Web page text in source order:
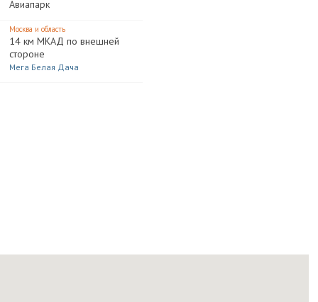
Авиапарк
Москва и область
14 км МКАД по внешней
стороне
Мега Белая Дача